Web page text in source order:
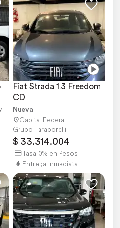
San Nicolás de Los Arroyos
Fiat Strada 1.3 Freedom
CD
Nueva
Capital Federal
Grupo Taraborelli
$ 33.314.004
Tasa 0% en Pesos
Entrega Inmediata